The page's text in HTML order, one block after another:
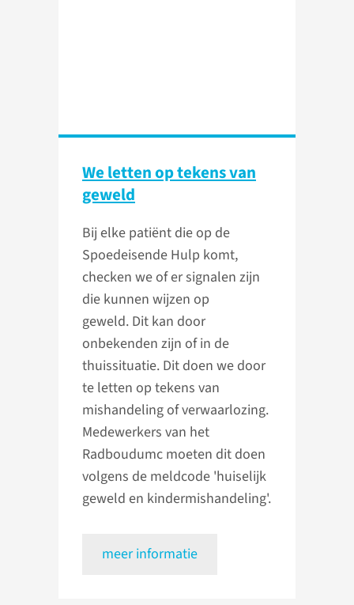
We letten op tekens van
geweld
Bij elke patiënt die op de
Spoedeisende Hulp komt,
checken we of er signalen zijn
die kunnen wijzen op
geweld. Dit kan door
onbekenden zijn of in de
thuissituatie. Dit doen we door
te letten op tekens van
mishandeling of verwaarlozing.
Medewerkers van het
Radboudumc moeten dit doen
volgens de meldcode 'huiselijk
geweld en kindermishandeling'.
meer informatie